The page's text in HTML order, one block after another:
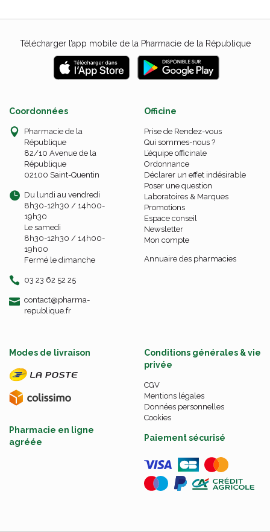
Télécharger l’app mobile de la Pharmacie de la République
Coordonnées
Pharmacie de la
République
82/10 Avenue de la
République
02100 Saint-Quentin
Du lundi au vendredi
8h30-12h30 / 14h00-
19h30
Le samedi
8h30-12h30 / 14h00-
19h00
Fermé le dimanche
03 23 62 52 25
contact-
@-
pharma-
republique.fr
Officine
Prise de Rendez-vous
Qui sommes-nous ?
L’équipe officinale
Ordonnance
Déclarer un effet indésirable
Poser une question
Laboratoires & Marques
Promotions
Espace conseil
Newsletter
Mon compte
Annuaire des pharmacies
Modes de livraison
Pharmacie en ligne
agréée
Conditions générales & vie
privée
CGV
Mentions légales
Données personnelles
Cookies
Paiement sécurisé